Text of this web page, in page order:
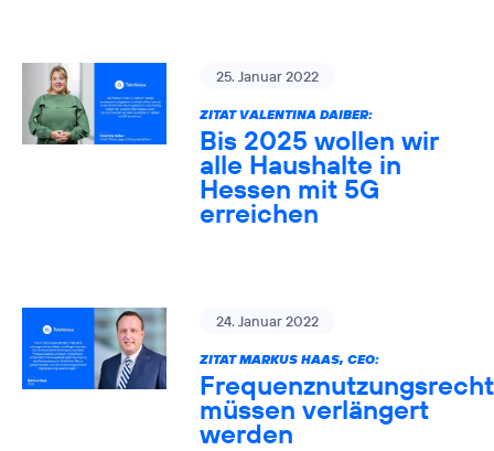
25. Januar 2022
ZITAT VALENTINA DAIBER:
Bis 2025 wollen wir
alle Haushalte in
Hessen mit 5G
erreichen
24. Januar 2022
ZITAT MARKUS HAAS, CEO:
müssen verlängert
werden